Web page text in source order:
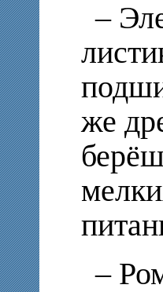
–
же
–